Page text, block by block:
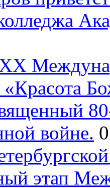
XX
«Красота
войне.
этап